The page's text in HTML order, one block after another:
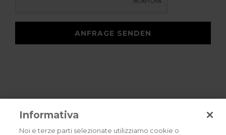
ANFRAGE SENDEN
Informativa
Noi e terze parti selezionate utilizziamo cookie o